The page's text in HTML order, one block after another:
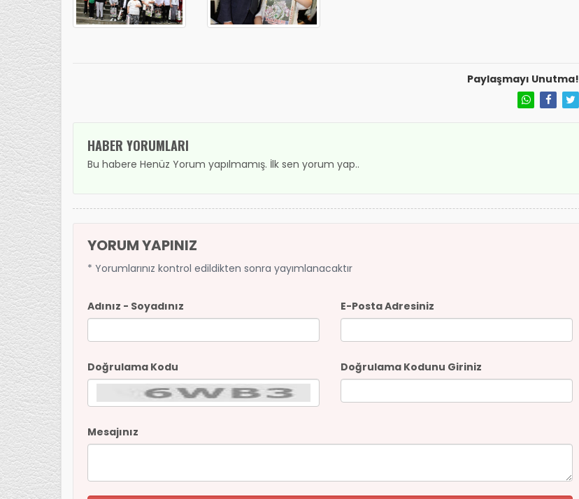
Paylaşmayı Unutma!
HABER YORUMLARI
Bu habere Henüz Yorum yapılmamış. İlk sen yorum yap..
YORUM YAPINIZ
* Yorumlarınız kontrol edildikten sonra yayımlanacaktır
Adınız - Soyadınız E-Posta Adresiniz
Doğrulama Kodu Doğrulama Kodunu Giriniz
Mesajınız